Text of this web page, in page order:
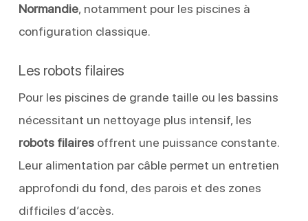
Normandie, notamment pour les piscines à
configuration classique.
Les robots filaires
Pour les piscines de grande taille ou les bassins
nécessitant un nettoyage plus intensif, les
robots filairesoffrent une puissance constante.
Leur alimentation par câble permet un entretien
approfondi du fond, des parois et des zones
difficiles d’accès.